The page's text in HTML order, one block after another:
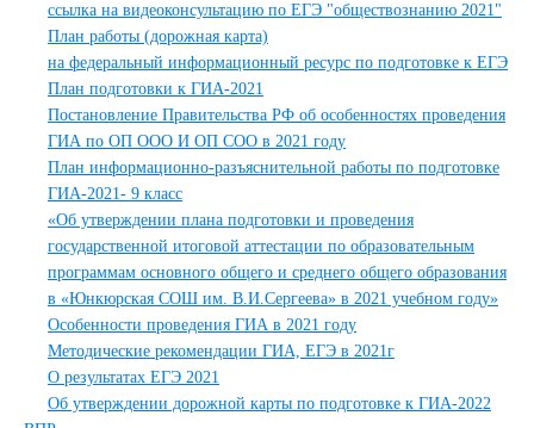
ссылка на видеоконсультацию по ЕГЭ "обществознанию 2021"
План работы (дорожная карта)
на федеральный информационный ресурс по подготовке к ЕГЭ
План подготовки к ГИА-2021
Постановление Правительства РФ об особенностях проведения
ГИА по ОП ООО И ОП СОО в 2021 году
План информационно-разъяснительной работы по подготовке
ГИА-2021- 9 класс
«Об утверждении плана подготовки и проведения
государственной итоговой аттестации по образовательным
программам основного общего и среднего общего образования
в «Юнкюрская СОШ им. В.И.Сергеева» в 2021 учебном году»
Особенности проведения ГИА в 2021 году
Методические рекомендации ГИА, ЕГЭ в 2021г
О результатах ЕГЭ 2021
Об утверждении дорожной карты по подготовке к ГИА-2022